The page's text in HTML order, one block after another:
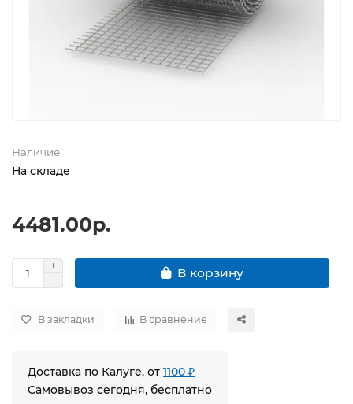
Наличие
На складе
4481.00р.
В корзину
В закладки В сравнение
Доставка по Калуге, от 1100 ₽
Самовывоз сегодня, бесплатно